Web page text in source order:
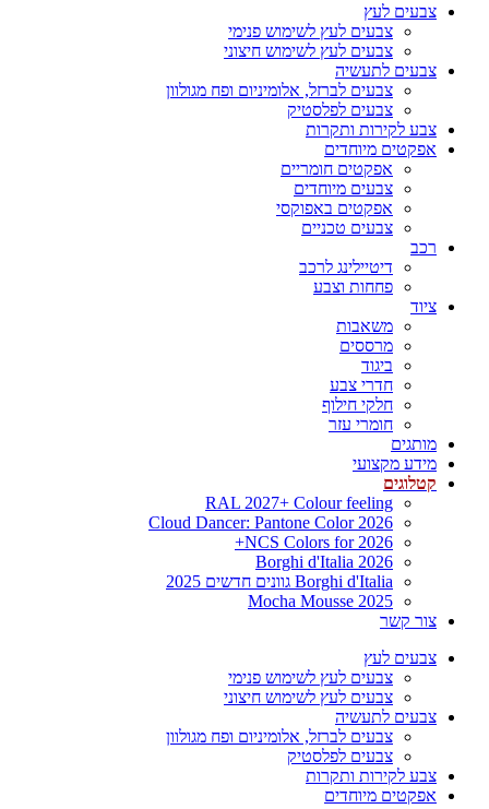
צבעים לעץ
צבעים לעץ לשימוש פנימי
צבעים לעץ לשימוש חיצוני
צבעים לתעשיה
צבעים לברזל, אלומיניום ופח מגולוון
צבעים לפלסטיק
צבע לקירות ותקרות
אפקטים מיוחדים
אפקטים חומריים
צבעים מיוחדים
אפקטים באפוקסי
צבעים טכניים
רכב
דיטיילינג לרכב
פחחות וצבע
ציוד
משאבות
מרססים
ביגוד
חדרי צבע
חלקי חילוף
חומרי עזר
מותגים
מידע מקצועי
קטלוגים
RAL 2027+ Colour feeling
Cloud Dancer: Pantone Color 2026
NCS Colors for 2026+
Borghi d'Italia 2026
Borghi d'Italia גוונים חדשים 2025
Mocha Mousse 2025
צור קשר
צבעים לעץ
צבעים לעץ לשימוש פנימי
צבעים לעץ לשימוש חיצוני
צבעים לתעשיה
צבעים לברזל, אלומיניום ופח מגולוון
צבעים לפלסטיק
צבע לקירות ותקרות
אפקטים מיוחדים